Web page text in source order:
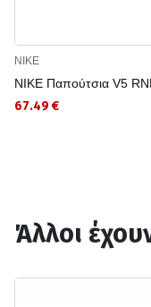
NIKE
NIKE Παπούτσια V5
67.49 €
Άλλοι